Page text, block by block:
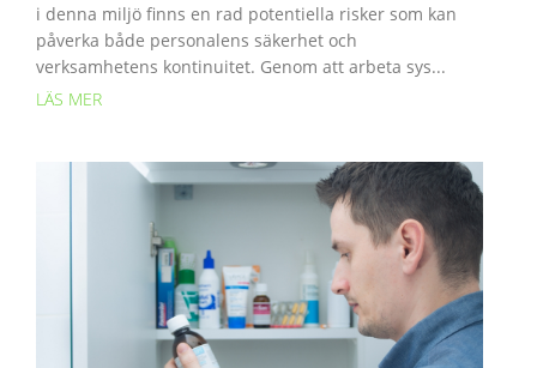
i denna miljö finns en rad potentiella risker som kan
påverka både personalens säkerhet och
verksamhetens kontinuitet. Genom att arbeta sys...
LÄS MER